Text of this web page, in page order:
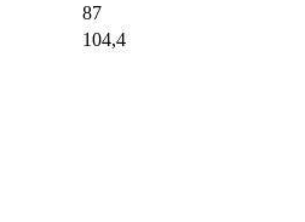
87
104,4